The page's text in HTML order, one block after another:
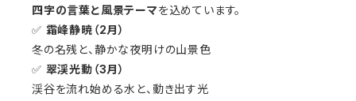
四字の言葉と風景テーマを込めています。
✅ 霜峰静暁（2月）
冬の名残と、静かな夜明けの山景色
✅ 翠渓光動（3月）
渓谷を流れ始める水と、動き出す光